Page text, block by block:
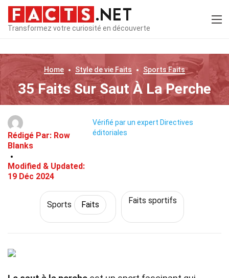
Transformez votre curiosité en découverte
Home Style de vie Faits SportsFaits
35 Faits Sur Saut À La Perche
Rédigé Par: Row
Blanks
Modified & Updated:
19 Déc 2024
Vérifié par un expert Directives
éditoriales
Sports Faits Faits sportifs